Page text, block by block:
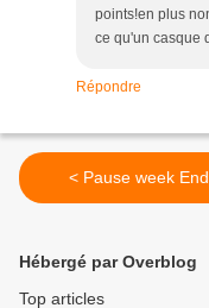
points!en plus
ce qu'un casque
Répondre
< Pause week End
Hébergé par Overblog
Top articles